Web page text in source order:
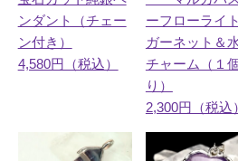
ンダント（チェー
ン付き）
4,580円（税込）
ーフローライ
ガーネット＆
チャーム（１
り）
2,300円（税込）